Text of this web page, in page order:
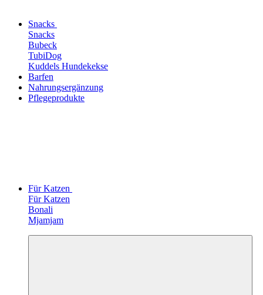
Snacks
Snacks
Bubeck
TubiDog
Kuddels Hundekekse
Barfen
Nahrungsergänzung
Pflegeprodukte
Für Katzen
Für Katzen
Bonali
Mjamjam